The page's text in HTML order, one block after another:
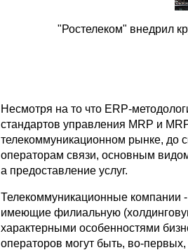
"Ростелеком" внедрил
Несмотря на то что ERP-
стандартов управления MRP и
телекоммуникационном рынке, до
операторам связи, основным
а предоставление услуг.
Телекоммуникационные компании
имеющие филиальную
характерными особенностями
операторов могут быть, во-